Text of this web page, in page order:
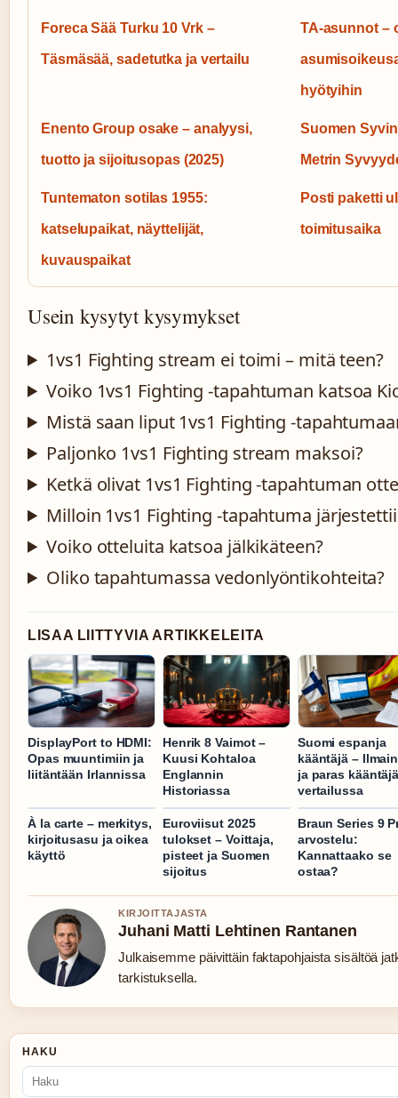
Foreca Sää Turku 10 Vrk –
Täsmäsää, sadetutka ja vertailu
TA-asunnot –
hyötyihin
Enento Group osake – analyysi,
tuotto ja sijoitusopas (2025)
Suomen
Metrin
Tuntematon sotilas 1955:
katselupaikat, näyttelijät,
kuvauspaikat
Posti paketti
toimitusaika
Usein kysytyt kysymykset
1vs1 Fighting stream ei toimi – mitä teen?
Voiko 1vs1 Fighting -tapahtuman katsoa
Mistä saan liput 1vs1 Fighting -
Paljonko 1vs1 Fighting stream maksoi?
Ketkä olivat 1vs1 Fighting -tapahtuman
Milloin 1vs1 Fighting -tapahtuma
Voiko otteluita katsoa jälkikäteen?
Oliko tapahtumassa vedonlyöntikohteita?
LISAA LIITTYVIA ARTIKKELEITA
DisplayPort to HDMI:
Opas muuntimiin ja
liitäntään Irlannissa
Henrik 8 Vaimot –
Kuusi Kohtaloa
Englannin
Historiassa
Suomi espanja
kääntäjä –
ja paras
vertailussa
À la carte – merkitys,
kirjoitusasu ja oikea
käyttö
Euroviisut 2025
tulokset – Voittaja,
pisteet ja Suomen
sijoitus
Braun Series 9
arvostelu:
Kannattaako se
ostaa?
KIRJOITTAJASTA
Juhani Matti Lehtinen Rantanen
Julkaisemme päivittäin faktapohjaista sisältöä
tarkistuksella.
HAKU